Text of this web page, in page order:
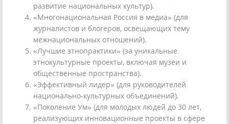
развитие национальных культур).
«Многонациональная Россия в медиа» (для
журналистов и блогеров, освещающих тему
межнациональных отношений).
«Лучшие этнопрактики» (за уникальные
этнокультурные проекты, включая музеи и
общественные пространства).
«Эффективный лидер» (для руководителей
национально-культурных объединений).
«Поколение Ум» (для молодых людей до 30 лет,
реализующих инновационные проекты в сфере